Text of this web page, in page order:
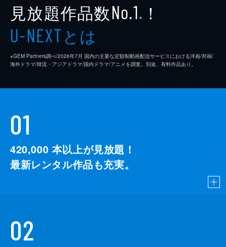
見放題作品数No.1 ※ ！
U-NEXTとは
※GEM Partners調べ/2026年7⽉ 国内の主要な定額制動画配信サービスにおける洋画/邦画/
海外ドラマ/韓流・アジアドラマ/国内ドラマ/アニメを調査。別途、有料作品あり。
01
420,000 本以上が見放題！
最新レンタル作品も充実。
02